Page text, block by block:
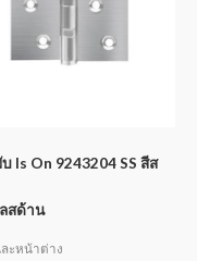
Is On 9243204 SS สีส
สด้าน
ะหน้าต่าง